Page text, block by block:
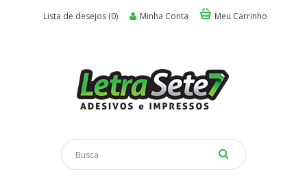
Lista de desejos (0) Minha Conta Meu Carrinho